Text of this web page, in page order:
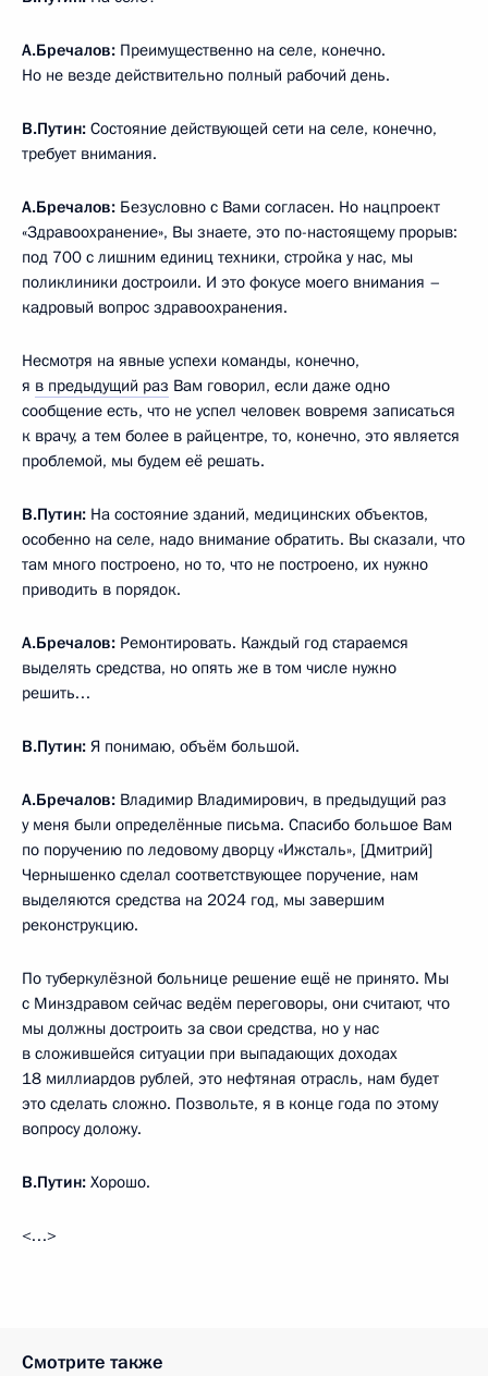
А.Бречалов: Преимущественно на селе, конечно.
Но не везде действительно полный рабочий день.
В.Путин: Состояние действующей сети на селе, конечно,
требует внимания.
А.Бречалов: Безусловно с Вами согласен. Но нацпроект
«Здравоохранение», Вы знаете, это по-настоящему прорыв:
под 700 с лишним единиц техники, стройка у нас, мы
поликлиники достроили. И это фокусе моего внимания –
кадровый вопрос здравоохранения.
Несмотря на явные успехи команды, конечно,
я в предыдущий раз Вам говорил, если даже одно
сообщение есть, что не успел человек вовремя записаться
к врачу, а тем более в райцентре, то, конечно, это является
проблемой, мы будем её решать.
В.Путин: На состояние зданий, медицинских объектов,
особенно на селе, надо внимание обратить. Вы сказали, что
там много построено, но то, что не построено, их нужно
приводить в порядок.
А.Бречалов: Ремонтировать. Каждый год стараемся
выделять средства, но опять же в том числе нужно
решить…
В.Путин: Я понимаю, объём большой.
А.Бречалов: Владимир Владимирович, в предыдущий раз
у меня были определённые письма. Спасибо большое Вам
по поручению по ледовому дворцу «Ижсталь», [Дмитрий]
Чернышенко сделал соответствующее поручение, нам
выделяются средства на 2024 год, мы завершим
реконструкцию.
По туберкулёзной больнице решение ещё не принято. Мы
с Минздравом сейчас ведём переговоры, они считают, что
мы должны достроить за свои средства, но у нас
в сложившейся ситуации при выпадающих доходах
18 миллиардов рублей, это нефтяная отрасль, нам будет
это сделать сложно. Позвольте, я в конце года по этому
вопросу доложу.
В.Путин: Хорошо.
<…>
Смотрите также